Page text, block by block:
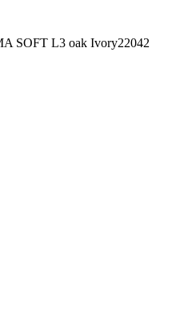
SOFT L3 oak Ivory22042